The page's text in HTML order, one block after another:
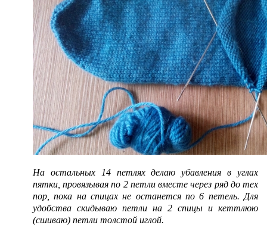
На остальных 14 петлях делаю убавления в углах
пятки, провязывая по 2 петли вместе через ряд до тех
пор, пока на спицах не останется по 6 петель. Для
удобства скидываю петли на 2 спицы и кеттлюю
(сшиваю) петли толстой иглой.